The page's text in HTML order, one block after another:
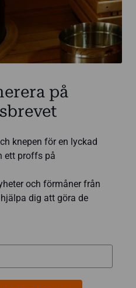
på
knepen för en lyckad
ett proffs på
och förmåner från
dig att göra de